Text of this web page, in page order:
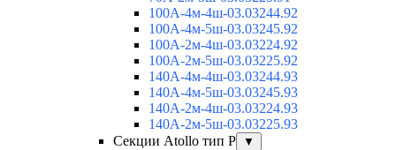
100А-4м-4ш-03.03244.92
100А-4м-5ш-03.03245.92
100А-2м-4ш-03.03224.92
100А-2м-5ш-03.03225.92
140А-4м-4ш-03.03244.93
140А-4м-5ш-03.03245.93
140А-2м-4ш-03.03224.93
140А-2м-5ш-03.03225.93
Секции Atollo тип Р
▼